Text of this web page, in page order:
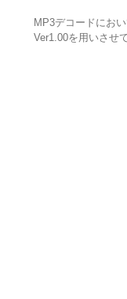
MP3デコードにお
Ver1.00を用いさせ